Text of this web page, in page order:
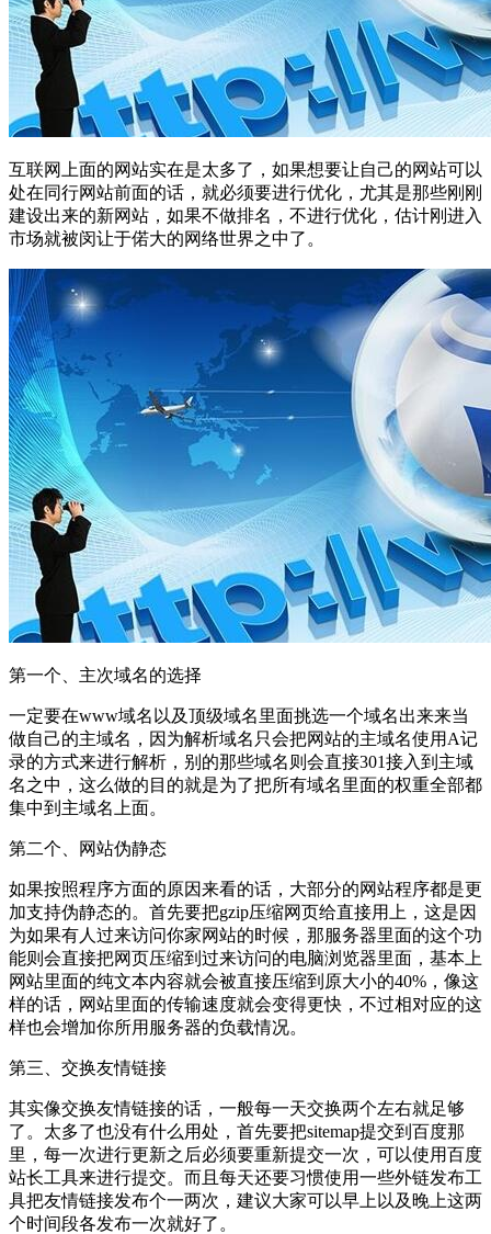
互联网上面的网站实在是太多了，如果想要让自己的网站可以
处在同行网站前面的话，就必须要进行优化，尤其是那些刚刚
建设出来的新网站，如果不做排名，不进行优化，估计刚进入
市场就被闵让于偌大的网络世界之中了。
第一个、主次域名的选择
一定要在www域名以及顶级域名里面挑选一个域名出来来当
做自己的主域名，因为解析域名只会把网站的主域名使用A记
录的方式来进行解析，别的那些域名则会直接301接入到主域
名之中，这么做的目的就是为了把所有域名里面的权重全部都
集中到主域名上面。
第二个、网站伪静态
如果按照程序方面的原因来看的话，大部分的网站程序都是更
加支持伪静态的。首先要把gzip压缩网页给直接用上，这是因
为如果有人过来访问你家网站的时候，那服务器里面的这个功
能则会直接把网页压缩到过来访问的电脑浏览器里面，基本上
网站里面的纯文本内容就会被直接压缩到原大小的40%，像这
样的话，网站里面的传输速度就会变得更快，不过相对应的这
样也会增加你所用服务器的负载情况。
第三、交换友情链接
其实像交换友情链接的话，一般每一天交换两个左右就足够
了。太多了也没有什么用处，首先要把sitemap提交到百度那
里，每一次进行更新之后必须要重新提交一次，可以使用百度
站长工具来进行提交。而且每天还要习惯使用一些外链发布工
具把友情链接发布个一两次，建议大家可以早上以及晚上这两
个时间段各发布一次就好了。